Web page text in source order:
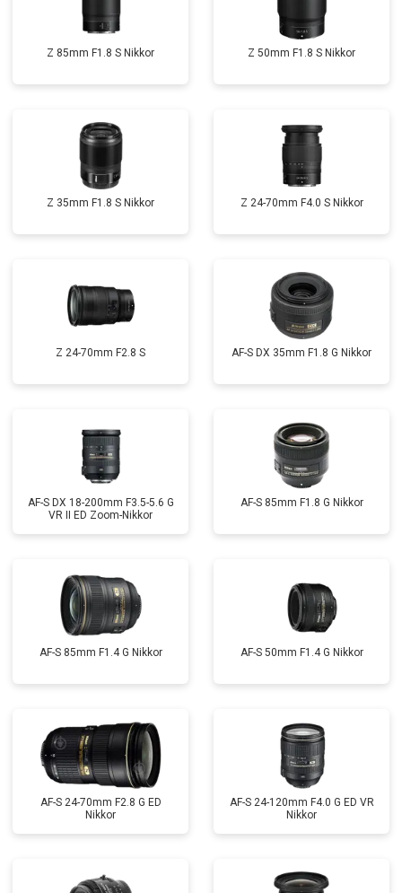
Z 85mm F1.8 S Nikkor Z 50mm F1.8 S Nikkor
Z 35mm F1.8 S Nikkor Z 24-70mm F4.0 S Nikkor
Z 24-70mm F2.8 S AF-S DX 35mm F1.8 G Nikkor
AF-S DX 18-200mm F3.5-5.6 G
VR II ED Zoom-Nikkor
AF-S 85mm F1.8 G Nikkor
AF-S 85mm F1.4 G Nikkor AF-S 50mm F1.4 G Nikkor
AF-S 24-70mm F2.8 G ED
Nikkor
AF-S 24-120mm F4.0 G ED VR
Nikkor